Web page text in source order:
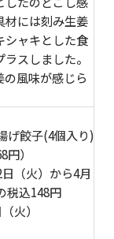
材には刻み生姜
シャキとした食
スしました。
の風味が感じら
げ餃子(4個入り)
）
（火）から4月
税込148円
火）